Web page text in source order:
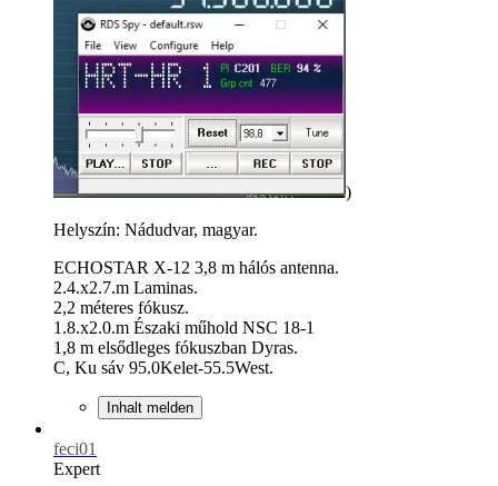
)
Helyszín: Nádudvar, magyar.
ECHOSTAR X-12 3,8 m hálós antenna.
2.4.x2.7.m Laminas.
2,2 méteres fókusz.
1.8.x2.0.m Északi műhold NSC 18-1
1,8 m elsődleges fókuszban Dyras.
C, Ku sáv 95.0Kelet-55.5West.
Inhalt melden
feci01
Expert